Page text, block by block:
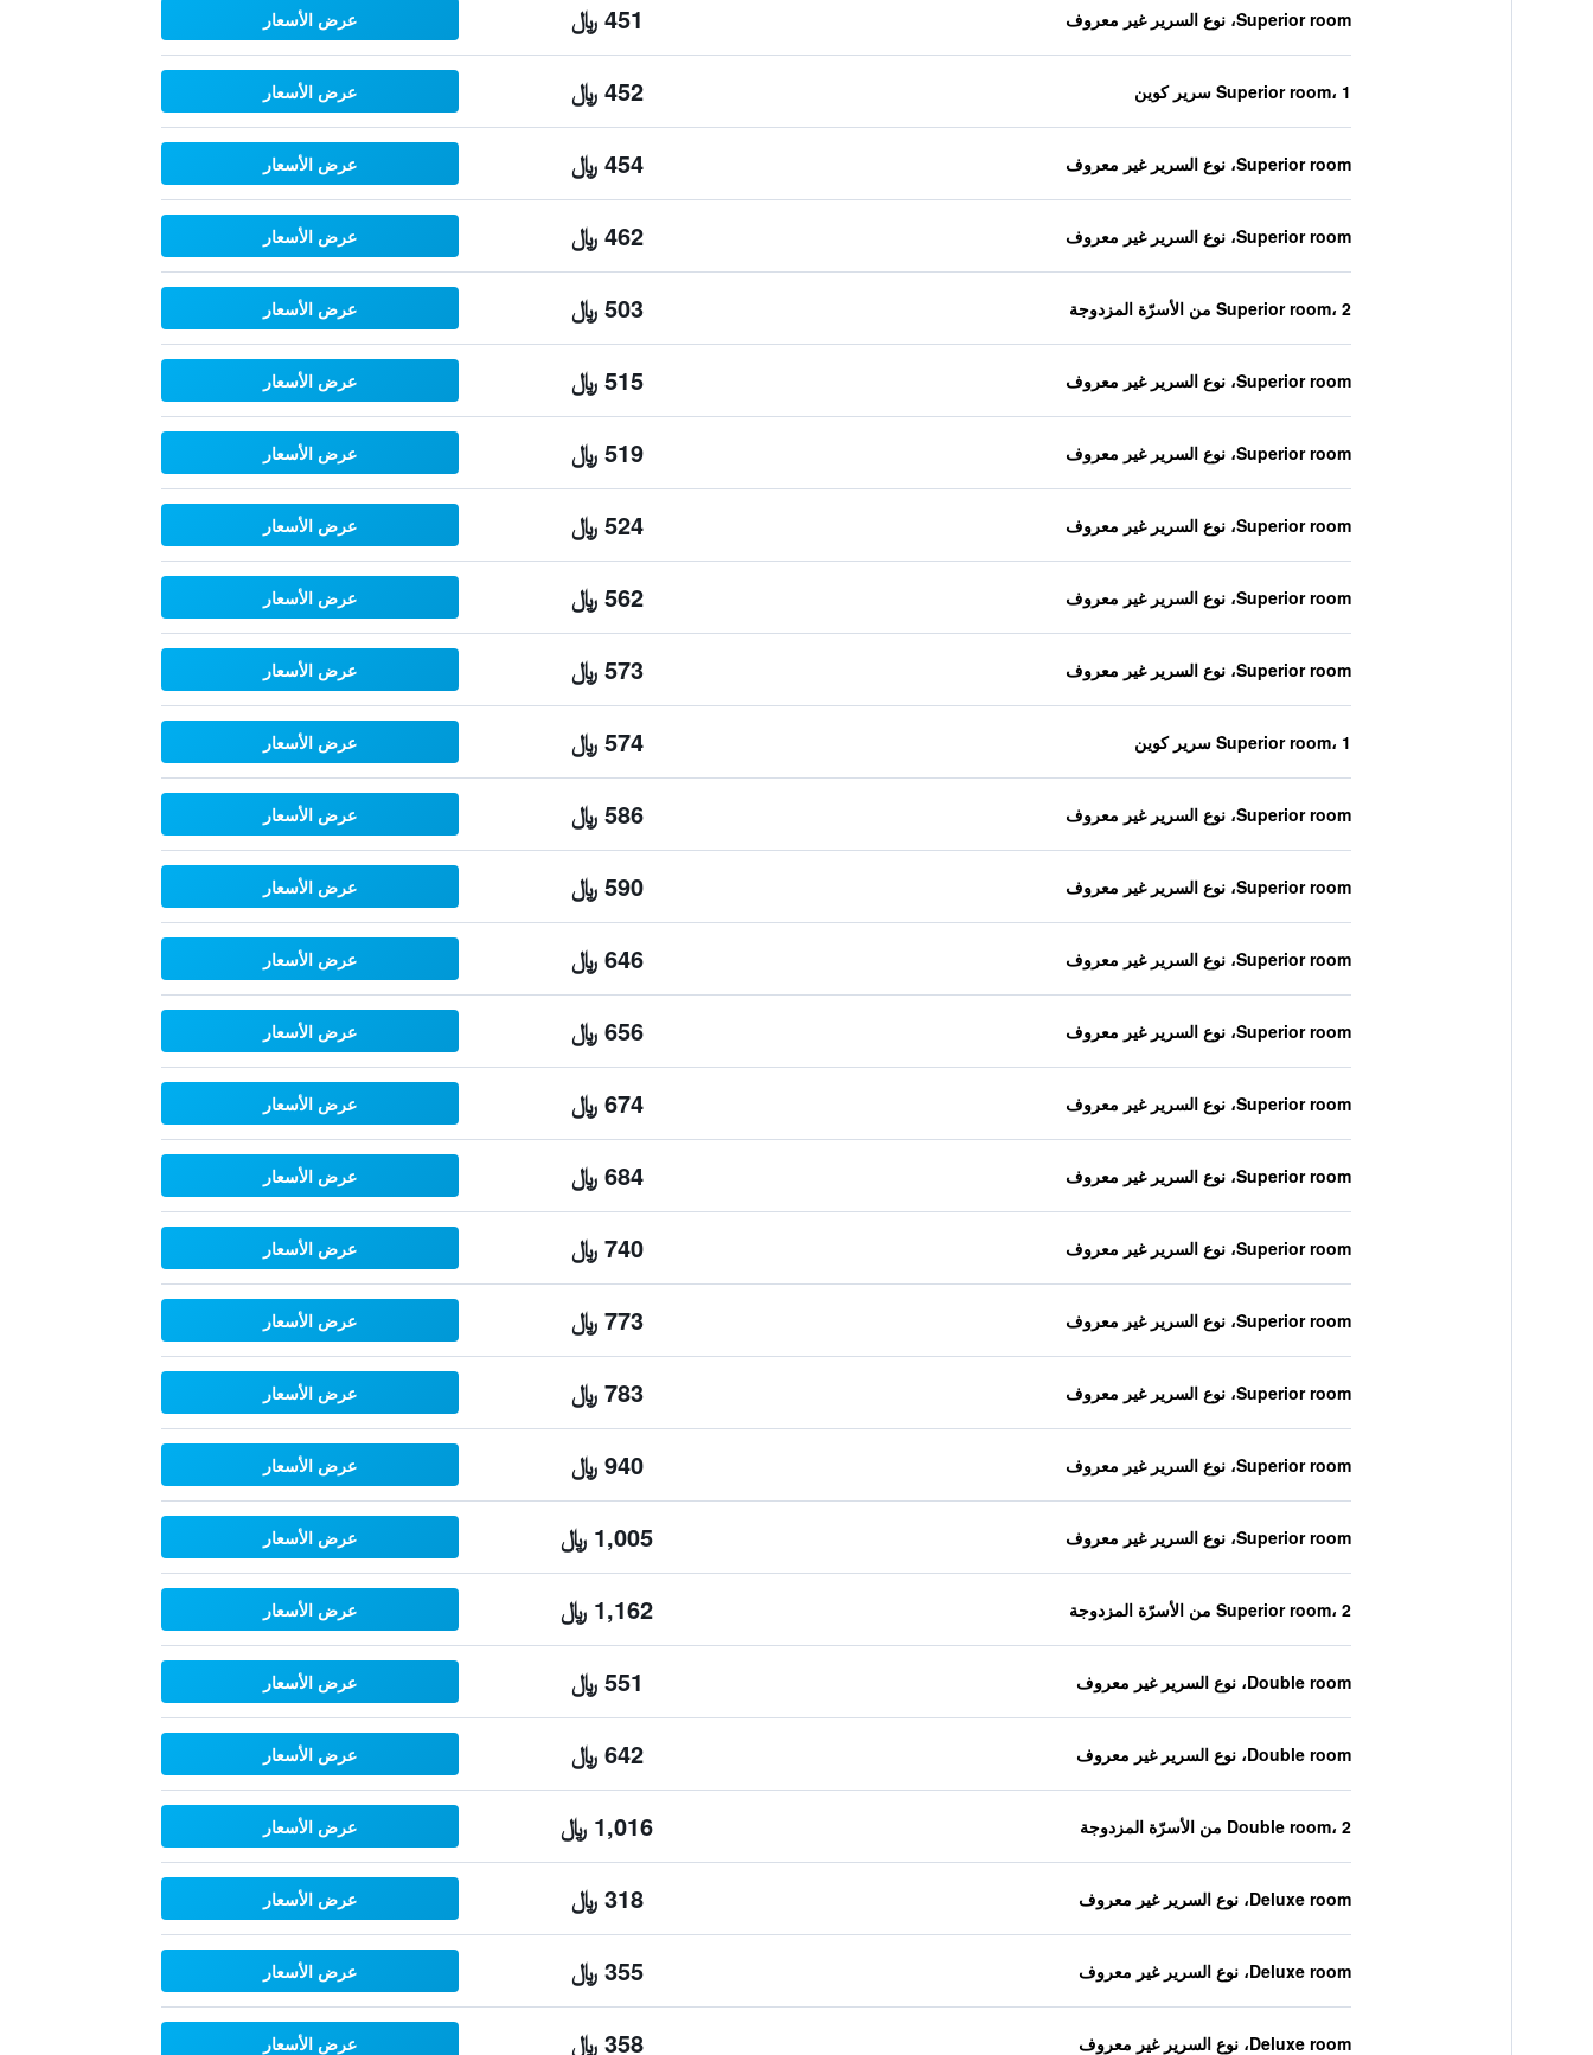
Superior room، نوع السرير غير معروف 451 ﷼ عرض الأسعار
Superior room، 1 سرير كوين 452 ﷼ عرض الأسعار
Superior room، نوع السرير غير معروف 454 ﷼ عرض الأسعار
Superior room، نوع السرير غير معروف 462 ﷼ عرض الأسعار
Superior room، 2 من الأسرّة المزدوجة 503 ﷼ عرض الأسعار
Superior room، نوع السرير غير معروف 515 ﷼ عرض الأسعار
Superior room، نوع السرير غير معروف 519 ﷼ عرض الأسعار
Superior room، نوع السرير غير معروف 524 ﷼ عرض الأسعار
Superior room، نوع السرير غير معروف 562 ﷼ عرض الأسعار
Superior room، نوع السرير غير معروف 573 ﷼ عرض الأسعار
Superior room، 1 سرير كوين 574 ﷼ عرض الأسعار
Superior room، نوع السرير غير معروف 586 ﷼ عرض الأسعار
Superior room، نوع السرير غير معروف 590 ﷼ عرض الأسعار
Superior room، نوع السرير غير معروف 646 ﷼ عرض الأسعار
Superior room، نوع السرير غير معروف 656 ﷼ عرض الأسعار
Superior room، نوع السرير غير معروف 674 ﷼ عرض الأسعار
Superior room، نوع السرير غير معروف 684 ﷼ عرض الأسعار
Superior room، نوع السرير غير معروف 740 ﷼ عرض الأسعار
Superior room، نوع السرير غير معروف 773 ﷼ عرض الأسعار
Superior room، نوع السرير غير معروف 783 ﷼ عرض الأسعار
Superior room، نوع السرير غير معروف 940 ﷼ عرض الأسعار
Superior room، نوع السرير غير معروف 1,005 ﷼ عرض الأسعار
Superior room، 2 من الأسرّة المزدوجة 1,162 ﷼ عرض الأسعار
Double room، نوع السرير غير معروف 551 ﷼ عرض الأسعار
Double room، نوع السرير غير معروف 642 ﷼ عرض الأسعار
Double room، 2 من الأسرّة المزدوجة 1,016 ﷼ عرض الأسعار
Deluxe room، نوع السرير غير معروف 318 ﷼ عرض الأسعار
Deluxe room، نوع السرير غير معروف 355 ﷼ عرض الأسعار
Deluxe room، نوع السرير غير معروف 358 ﷼ عرض الأسعار